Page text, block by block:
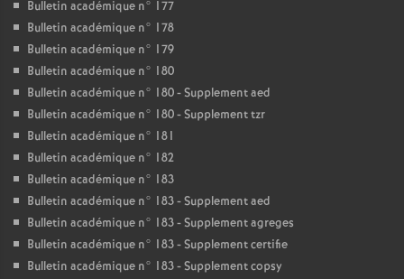
Bulletin académique n° 177
Bulletin académique n° 178
Bulletin académique n° 179
Bulletin académique n° 180
Bulletin académique n° 180 - Supplement aed
Bulletin académique n° 180 - Supplement tzr
Bulletin académique n° 181
Bulletin académique n° 182
Bulletin académique n° 183
Bulletin académique n° 183 - Supplement aed
Bulletin académique n° 183 - Supplement agreges
Bulletin académique n° 183 - Supplement certifie
Bulletin académique n° 183 - Supplement copsy